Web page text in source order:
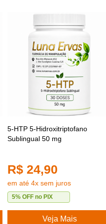
5-HTP 5-Hidroxitriptofano
Sublingual 50 mg
R$ 24,90
em até 4x sem juros
5% OFF no PIX
Veja Mais